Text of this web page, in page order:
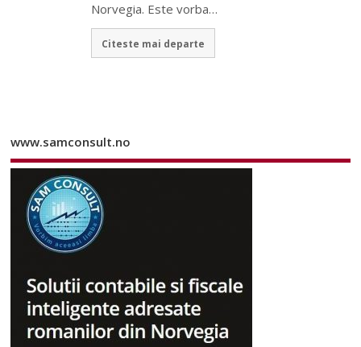
Norvegia. Este vorba…
Citeste mai departe
www.samconsult.no